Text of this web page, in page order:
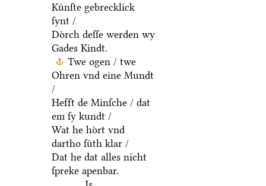
Kuͤnſte gebrecklick
ſynt /
Doͤrch deſſe werden wy
Gades Kindt.
Twe ogen / twe
Ohren vnd eine Mundt
/
Hefft de Minſche / dat
em ſy kundt /
Wat he hoͤrt vnd
dartho ſuͤth klar /
Dat he dat alles nicht
ſpreke apenbar.